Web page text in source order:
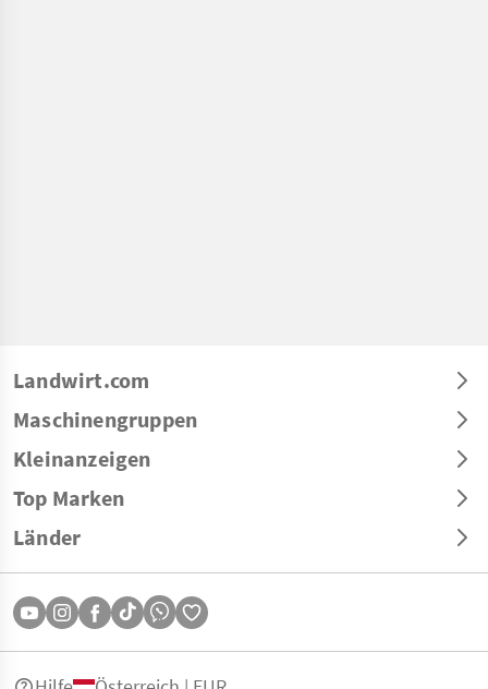
Landwirt.com
Maschinengruppen
Kleinanzeigen
Top Marken
Länder